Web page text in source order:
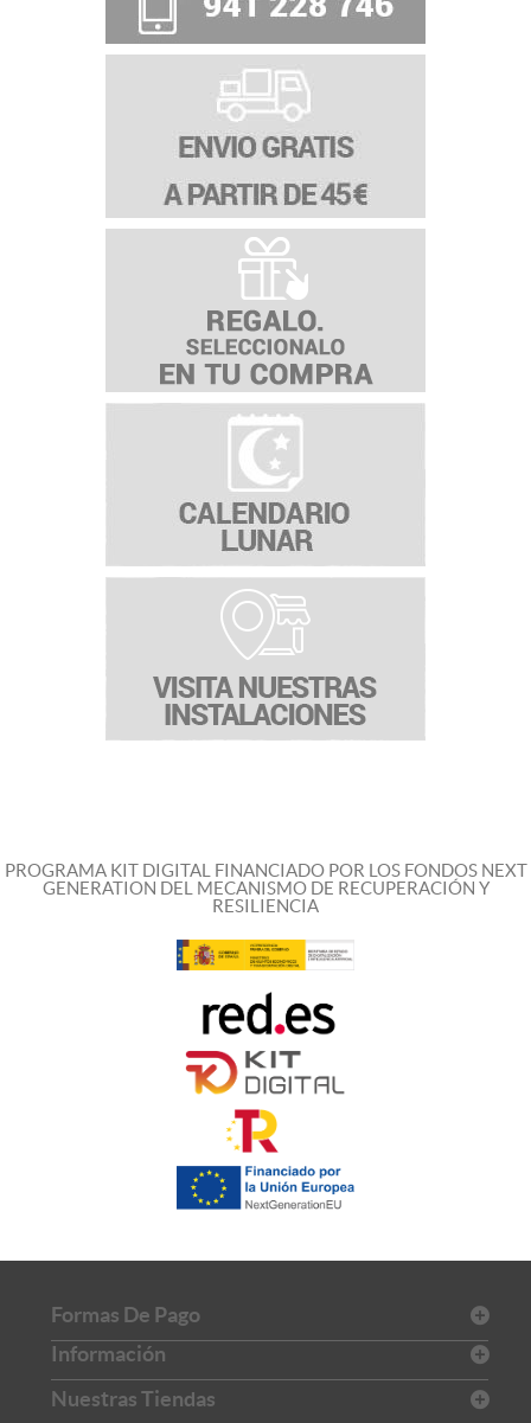
PROGRAMA KIT DIGITAL FINANCIADO POR LOS FONDOS NEXT
GENERATION DEL MECANISMO DE RECUPERACIÓN Y
RESILIENCIA
Formas De Pago
Información
Nuestras Tiendas